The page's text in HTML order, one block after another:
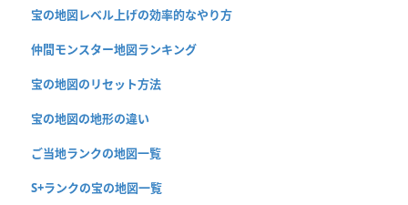
宝の地図レベル上げの効率的なやり方
仲間モンスター地図ランキング
宝の地図のリセット方法
宝の地図の地形の違い
ご当地ランクの地図一覧
S+ランクの宝の地図一覧